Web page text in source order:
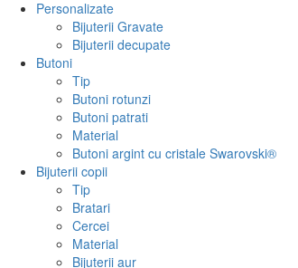
Personalizate
Bijuterii Gravate
Bijuterii decupate
Butoni
Tip
Butoni rotunzi
Butoni patrati
Material
Butoni argint cu cristale Swarovski®
Bijuterii copii
Tip
Bratari
Cercei
Material
Bijuterii aur